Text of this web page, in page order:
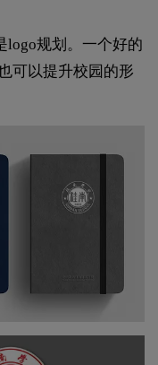
logo规划。一个好的
可以提升校园的形